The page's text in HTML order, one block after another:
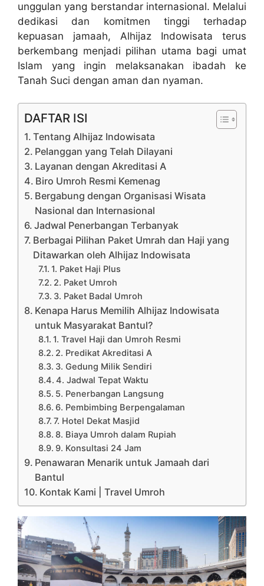
unggulan yang berstandar internasional. Melalui
dedikasi dan komitmen tinggi terhadap
kepuasan jamaah, Alhijaz Indowisata terus
berkembang menjadi pilihan utama bagi umat
Islam yang ingin melaksanakan ibadah ke
Tanah Suci dengan aman dan nyaman.
DAFTAR ISI
Tentang Alhijaz Indowisata
Pelanggan yang Telah Dilayani
Layanan dengan Akreditasi A
Biro Umroh Resmi Kemenag
Bergabung dengan Organisasi Wisata
Nasional dan Internasional
Jadwal Penerbangan Terbanyak
Berbagai Pilihan Paket Umrah dan Haji yang
Ditawarkan oleh Alhijaz Indowisata
1. Paket Haji Plus
2. Paket Umroh
3. Paket Badal Umroh
Kenapa Harus Memilih Alhijaz Indowisata
untuk Masyarakat Bantul?
1. Travel Haji dan Umroh Resmi
2. Predikat Akreditasi A
3. Gedung Milik Sendiri
4. Jadwal Tepat Waktu
5. Penerbangan Langsung
6. Pembimbing Berpengalaman
7. Hotel Dekat Masjid
8. Biaya Umroh dalam Rupiah
9. Konsultasi 24 Jam
Penawaran Menarik untuk Jamaah dari
Bantul
Kontak Kami | Travel Umroh